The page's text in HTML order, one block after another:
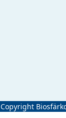
Copyright